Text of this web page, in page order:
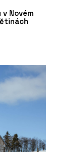
Novém